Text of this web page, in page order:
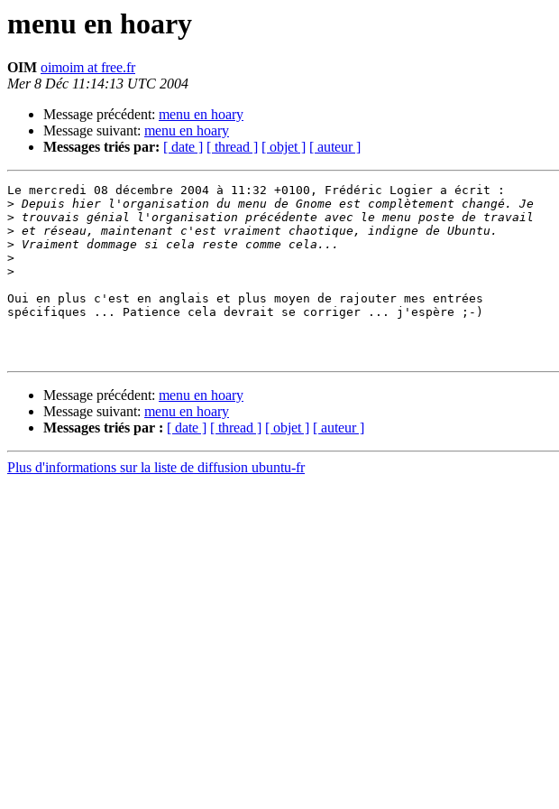
menu en hoary
OIM oimoim at free.fr
Mer 8 Déc 11:14:13 UTC 2004
Message précédent: menu en hoary
Message suivant: menu en hoary
Messages triés par: [ date ] [ thread ] [ objet ] [ auteur ]
Le mercredi 08 décembre 2004 à 11:32 +0100, Frédéric Logier a écrit :
>
>
>
>
>
>
Oui en plus c'est en anglais et plus moyen de rajouter mes entrées
spécifiques ... Patience cela devrait se corriger ... j'espère ;-)
Message précédent: menu en hoary
Message suivant: menu en hoary
Messages triés par : [ date ] [ thread ] [ objet ] [ auteur ]
Plus d'informations sur la liste de diffusion ubuntu-fr